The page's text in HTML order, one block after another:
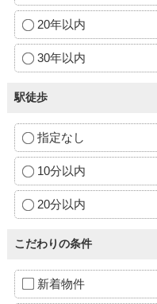
20年以内
30年以内
駅徒歩
指定なし
10分以内
20分以内
こだわりの条件
新着物件